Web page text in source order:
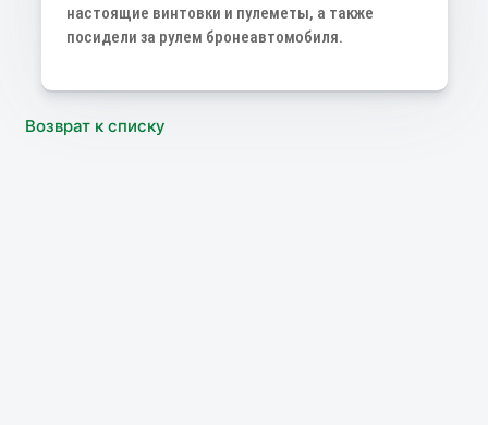
настоящие винтовки и пулеметы, а также
посидели за рулем бронеавтомобиля.
Возврат к списку